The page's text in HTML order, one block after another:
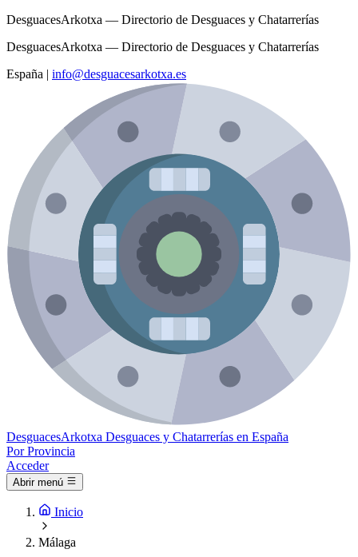
DesguacesArkotxa — Directorio de Desguaces y Chatarrerías
DesguacesArkotxa — Directorio de Desguaces y Chatarrerías
España | info@desguacesarkotxa.es
DesguacesArkotxa Desguaces y Chatarrerías en España
Por Provincia
Acceder
Abrir menú
Inicio
Málaga